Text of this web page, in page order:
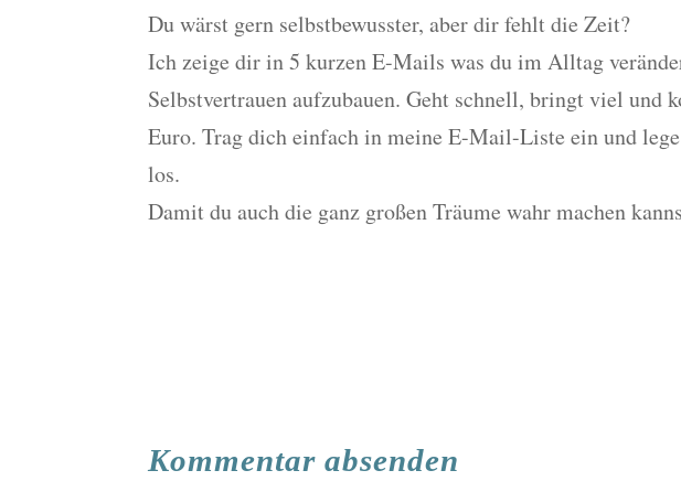
Du wärst gern selbstbewusster, aber dir fehlt die Zeit?
Ich zeige dir in 5 kurzen E-Mails was du im Alltag
Selbstvertrauen aufzubauen. Geht schnell, bringt viel und
Euro. Trag dich einfach in meine E-Mail-Liste ein und
los.
Damit du auch die ganz großen Träume wahr machen
Kommentar absenden